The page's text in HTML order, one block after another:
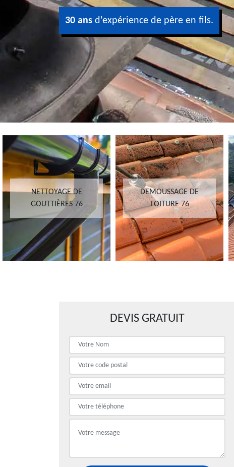
30 ans d'expérience de père en fils.
NETTOYAGE DE
GOUTTIÈRES 76
DEMOUSSAGE DE
TOITURE 76
DEVIS GRATUIT